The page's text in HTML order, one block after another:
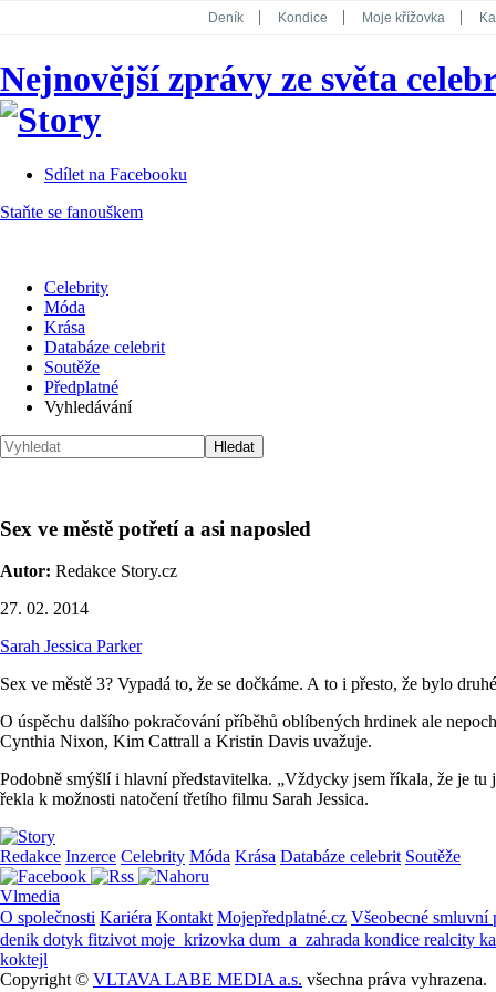
Deník Kondice Moje křížovka
Koktejl
Nejnovější zprávy ze světa
Sdílet na Facebooku
Staňte se fanouškem
Celebrity
Móda
Krása
Databáze celebrit
Soutěže
Předplatné
Vyhledávání
Sex ve městě potřetí a asi naposled
Autor: Redakce Story.cz
27. 02. 2014
Sarah Jessica Parker
Sex ve městě 3? Vypadá to, že se dočkáme. A to i přesto, že bylo
O úspěchu dalšího pokračování příběhů oblíbených hrdinek ale
Cynthia Nixon, Kim Cattrall a Kristin Davis uvažuje.
Podobně smýšlí i hlavní představitelka. „Vždycky jsem říkala, že je tu
řekla k možnosti natočení třetího filmu Sarah Jessica.
Redakce Inzerce Celebrity Móda Krása Databáze celebrit Soutěže
Vlmedia
O společnosti Kariéra Kontakt Mojepředplatné.cz Všeobecné smluvní
denik dotyk fitzivot moje_krizovka dum_a_zahrada kondice realcity
koktejl
Copyright © VLTAVA LABE MEDIA a.s. všechna práva vyhrazena.